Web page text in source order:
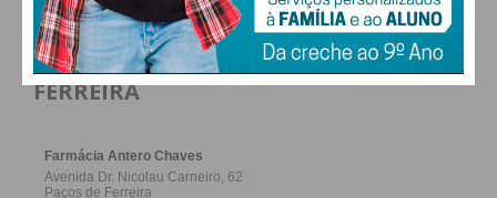
FARMACIAS DE SERVIÇO EM PAÇOS DE
FERREIRA